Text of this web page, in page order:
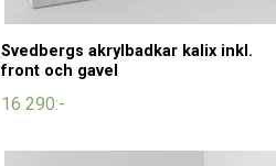
Svedbergs akrylbadkar kalix inkl.
front och gavel
16 290:-